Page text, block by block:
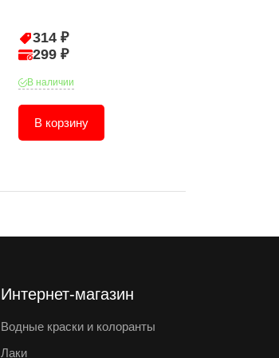
314 ₽
299 ₽
В наличии
В корзину
Интернет-магазин
Водные краски и колоранты
Лаки